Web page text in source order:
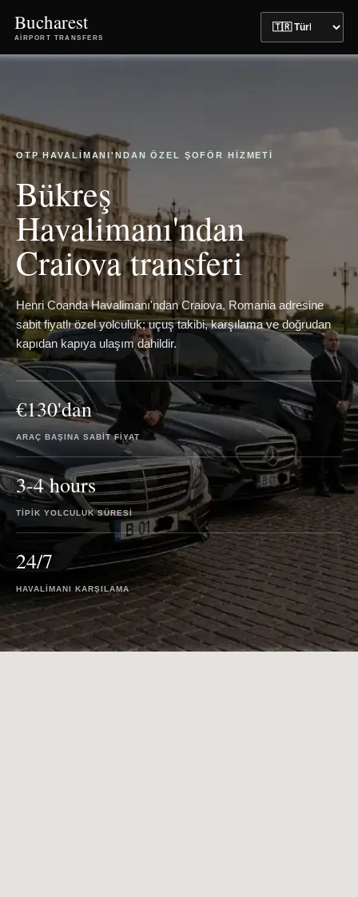
Bucharest
AIRPORT TRANSFERS
OTP HAVALIMANI'NDAN ÖZEL ŞOFÖR HIZMETI
Bükreş
Havalimanı'ndan
Craiova transferi
Henri Coanda Havalimanı'ndan Craiova, Romania adresine
sabit fiyatlı özel yolculuk; uçuş takibi, karşılama ve doğrudan
kapıdan kapıya ulaşım dahildir.
€130'dan
ARAÇ BAŞINA SABIT FIYAT
3-4 hours
TIPIK YOLCULUK SÜRESI
24/7
HAVALIMANI KARŞILAMA